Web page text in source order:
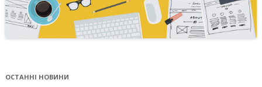
ОСТАННІ НОВИНИ